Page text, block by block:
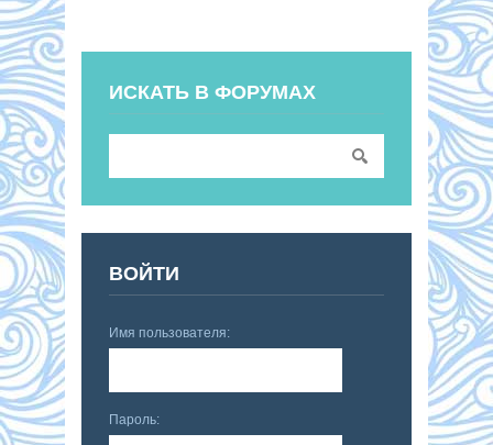
ИСКАТЬ В ФОРУМАХ
ВОЙТИ
Имя пользователя:
Пароль: